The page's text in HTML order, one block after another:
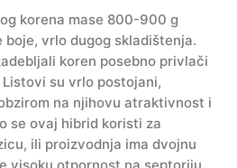
korena mase 800-900 g
vrlo dugog skladištenja.
koren posebno privlači
su vrlo postojani,
na njihovu atraktivnost i
se ovaj hibrid koristi za
ili proizvodnja ima dvojnu